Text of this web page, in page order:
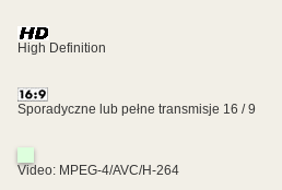
High Definition
Sporadyczne lub pełne transmisje 16 / 9
Video: MPEG-4/AVC/H-264